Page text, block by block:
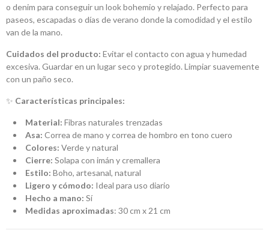
o denim para conseguir un look bohemio y relajado. Perfecto para
paseos, escapadas o días de verano donde la comodidad y el estilo
van de la mano.
Cuidados del producto: Evitar el contacto con agua y humedad
excesiva. Guardar en un lugar seco y protegido. Limpiar suavemente
con un paño seco.
✨ Características principales:
Material: Fibras naturales trenzadas
Asa: Correa de mano y correa de hombro en tono cuero
Colores: Verde y natural
Cierre: Solapa con imán y cremallera
Estilo: Boho, artesanal, natural
Ligero y cómodo: Ideal para uso diario
Hecho a mano: Sí
Medidas aproximadas: 30 cm x 21 cm